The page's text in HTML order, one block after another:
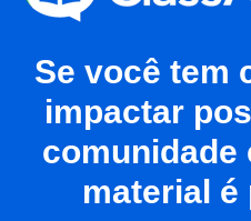
Se você tem
impactar
comunidade
material é